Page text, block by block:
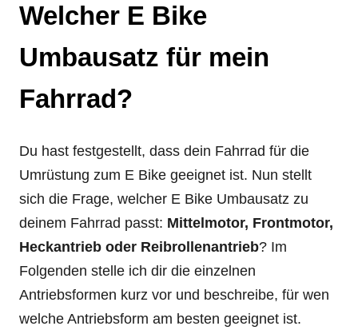
Welcher E Bike
Umbausatz für mein
Fahrrad?
Du hast festgestellt, dass dein Fahrrad für die
Umrüstung zum E Bike geeignet ist. Nun stellt
sich die Frage, welcher E Bike Umbausatz zu
deinem Fahrrad passt: Mittelmotor, Frontmotor,
Heckantrieb oder Reibrollenantrieb? Im
Folgenden stelle ich dir die einzelnen
Antriebsformen kurz vor und beschreibe, für wen
welche Antriebsform am besten geeignet ist.